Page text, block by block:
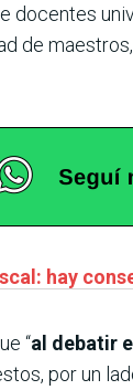
docentes
de
hay
“al debatir
por un